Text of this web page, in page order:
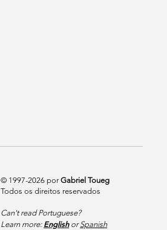
© 1997-2026 por Gabriel Toueg
Todos os direitos reservados
Can't read Portuguese?
Learn more: EnglishorSpanish